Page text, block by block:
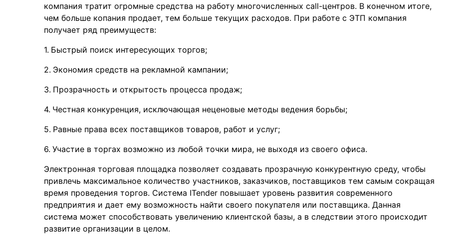
компания тратит огромные средства на работу многочисленных call-центров. В конечном итоге,
чем больше копания продает, тем больше текущих расходов. При работе с ЭТП компания
получает ряд преимуществ:
Быстрый поиск интересующих торгов;
Экономия средств на рекламной кампании;
Прозрачность и открытость процесса продаж;
Честная конкуренция, исключающая неценовые методы ведения борьбы;
Равные права всех поставщиков товаров, работ и услуг;
Участие в торгах возможно из любой точки мира, не выходя из своего офиса.
Электронная торговая площадка позволяет создавать прозрачную конкурентную среду, чтобы
привлечь максимальное количество участников, заказчиков, поставщиков тем самым сокращая
время проведения торгов. Система ITender повышает уровень развития современного
предприятия и дает ему возможность найти своего покупателя или поставщика. Данная
система может способствовать увеличению клиентской базы, а в следствии этого происходит
развитие организации в целом.